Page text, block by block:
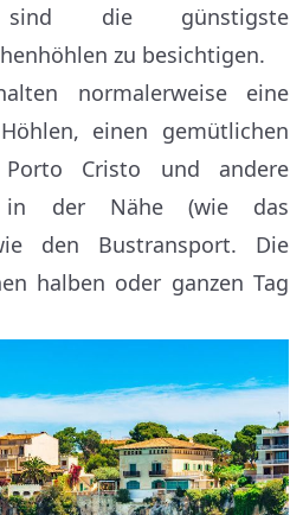
sind die günstigste
zu besichtigen.
normalerweise eine
einen gemütlichen
Porto Cristo und andere
in der Nähe (wie das
den Bustransport. Die
halben oder ganzen Tag